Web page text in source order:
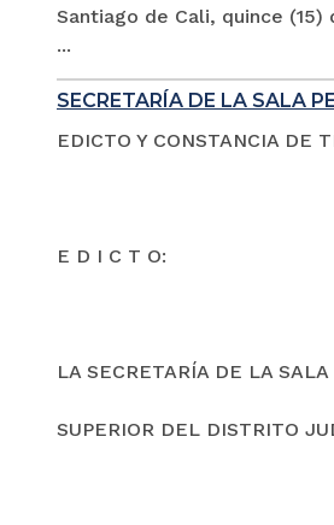
Santiago de Cali, quince
...
SECRETARÍA DE LA SALA
EDICTO Y CONSTANCIA DE
E D I C T O:
LA SECRETARÍA DE LA
SUPERIOR DEL DISTRITO